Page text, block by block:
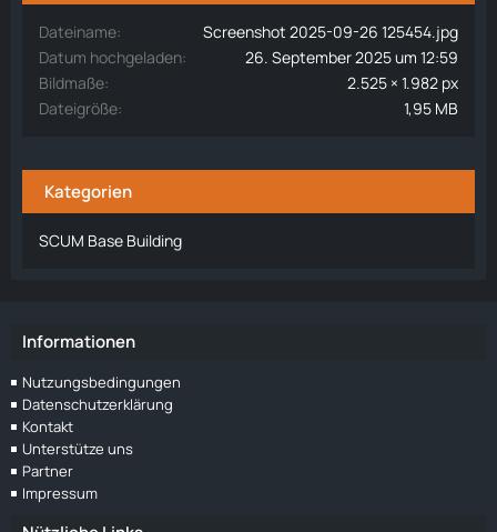
Dateiname
Screenshot 2025-09-26 125454.jpg
Datum hochgeladen
26. September 2025 um 12:59
Bildmaße
2.525 × 1.982 px
Dateigröße
1,95 MB
Kategorien
SCUM Base Building
Informationen
Nutzungsbedingungen
Datenschutzerklärung
Kontakt
Unterstütze uns
Partner
Impressum